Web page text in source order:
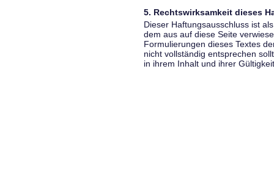
5. Rechtswirksamkeit dieses
Dieser Haftungsausschluss ist
dem aus auf diese Seite
Formulierungen dieses Textes
nicht vollständig entsprechen
in ihrem Inhalt und ihrer